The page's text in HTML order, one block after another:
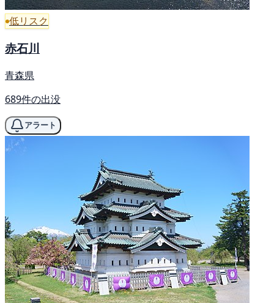
低リスク
赤石川
青森県
689件の出没
アラート